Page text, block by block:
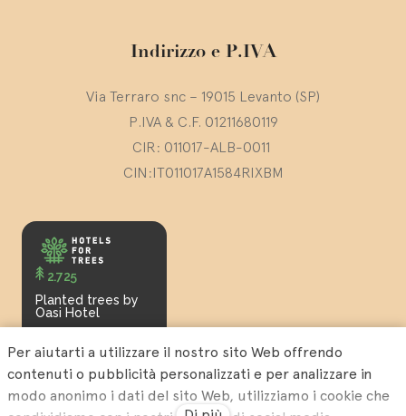
Indirizzo e P.IVA
Via Terraro snc – 19015 Levanto (SP)
P.IVA & C.F. 01211680119
CIR: 011017-ALB-0011
CIN:IT011017A1584RIXBM
2.725
Planted trees by
Oasi Hotel
Per aiutarti a utilizzare il nostro sito Web offrendo
contenuti o pubblicità personalizzati e per analizzare in
modo anonimo i dati del sito Web, utilizziamo i cookie che